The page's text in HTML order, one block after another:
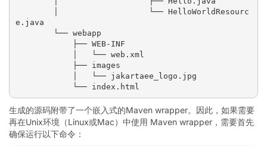
e.java
生成的源码附带了一个嵌入式的Maven wrapper。因此，如果需要
再在Unix环境（Linux或Mac）中使用 Maven wrapper，需要首先
确保运行以下命令：